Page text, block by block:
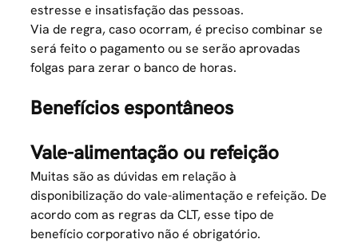
estresse e insatisfação das pessoas.
Via de regra, caso ocorram, é preciso combinar se
será feito o pagamento ou se serão aprovadas
folgas para zerar o banco de horas.
Benefícios espontâneos
Vale-alimentação ou refeição
Muitas são as dúvidas em relação à
disponibilização do vale-alimentação e refeição. De
acordo com as regras da CLT, esse tipo de
benefício corporativo não é obrigatório.